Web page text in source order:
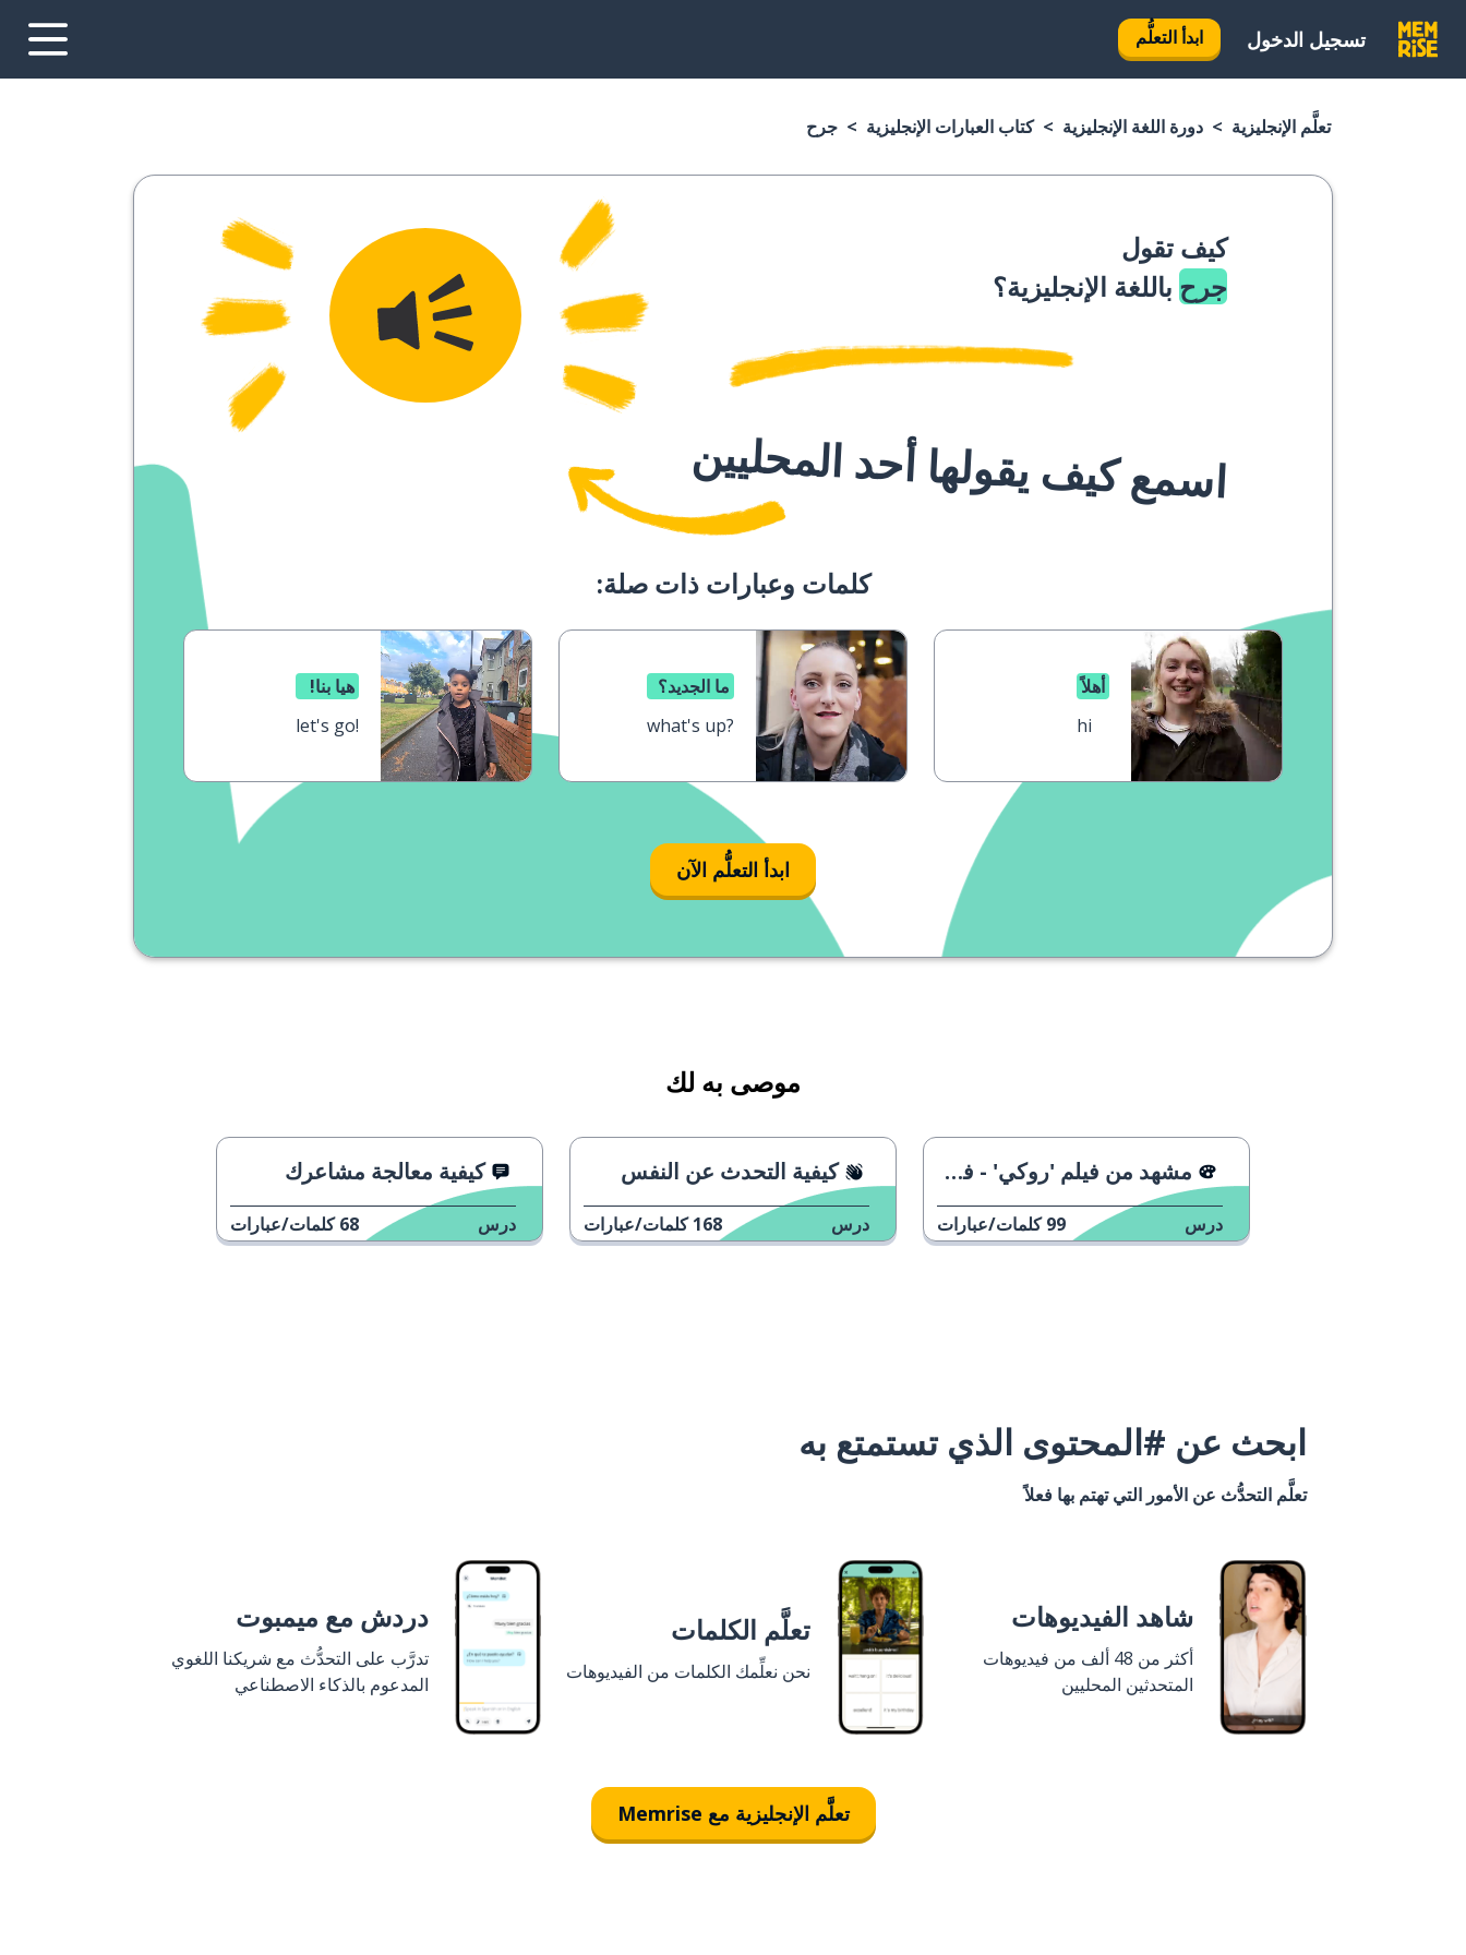
تسجيل الدخول ابدأ التعلُّم
تعلَّم الإنجليزية دورة اللغة الإنجليزية كتاب العبارات الإنجليزية جرح
كيف تقول
جرح باللغة الإنجليزية؟
اسمع كيف يقولها أحد المحليين
كلمات وعبارات ذات صلة:
أهلاً
hi
ما الجديد؟
what's up?
هيا بنا!
let's go!
ابدأ التعلُّم الآن
موصى به لك
مشهد من فيلم 'روكي' - في صالة التزلج
درس 99 كلمات/عبارات
كيفية التحدث عن النفس
درس 168 كلمات/عبارات
كيفية معالجة مشاعرك
درس 68 كلمات/عبارات
ابحث عن #المحتوى الذي تستمتع به
تعلَّم التحدُّث عن الأمور التي تهتم بها فعلاً
شاهد الفيديوهات
أكثر من 48 ألف من فيديوهات
المتحدثين المحليين
تعلَّم الكلمات
نحن نعلِّمك الكلمات من الفيديوهات
دردش مع ميمبوت
تدرَّب على التحدُّث مع شريكنا اللغوي
المدعوم بالذكاء الاصطناعي
تعلَّم الإنجليزية مع Memrise